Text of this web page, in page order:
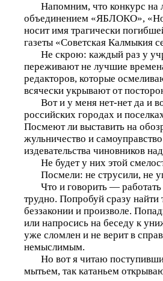
Напомним, что конкурс на
объединением «ЯБЛОКО»,
носит имя трагически
газеты «Советская Калмыкия
Не скрою: каждый раз у
переживают не лучшие
редакторов, которые
всячески укрывают от
Вот и у меня нет-нет да и
российских городах и
Посмеют ли выставить на
жульничество и
издевательства чиновников
Не будет у них этой
Посмели: не струсили, не
Что и говорить — работать
трудно. Попробуй сразу
беззаконии и произволе.
или напросись на беседу к
уже сломлен и не верит в
немыслимым.
Но вот я читаю
мытьем, так катаньем